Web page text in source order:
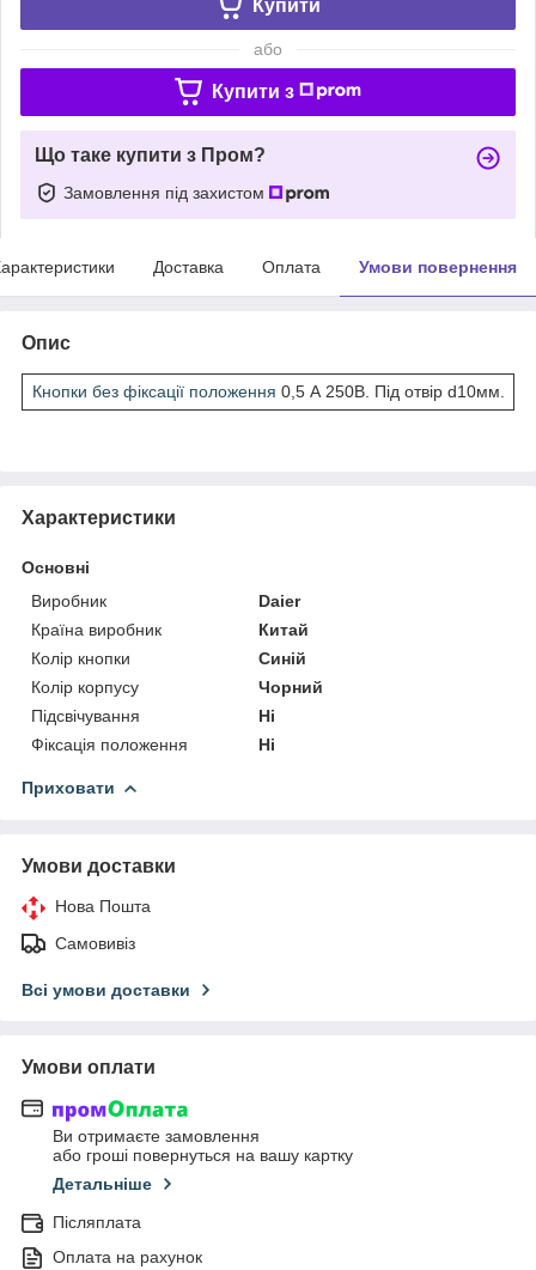
Купити
або
Купити з
Що таке купити з Пром?
Замовлення під захистом
Доставка Оплата Умови повернення
Опис
Кнопки без фіксації положення 0,5 А 250В. Під отвір d10мм.
Характеристики
Основні
Виробник
Daier
Країна виробник
Китай
Колір кнопки
Синій
Колір корпусу
Чорний
Підсвічування
Ні
Фіксація положення
Ні
Приховати
Умови доставки
Нова Пошта
Самовивіз
Всі умови доставки
Умови оплати
Ви отримаєте замовлення
або гроші повернуться на вашу картку
Детальніше
Післяплата
Оплата на рахунок